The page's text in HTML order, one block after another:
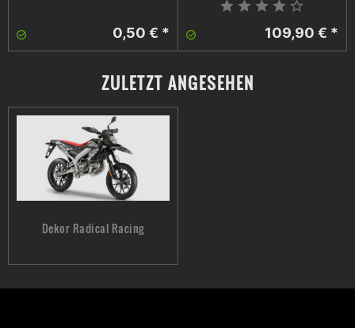
0,50 € * 109,90 € *
ZULETZT ANGESEHEN
Dekor Radical Racing